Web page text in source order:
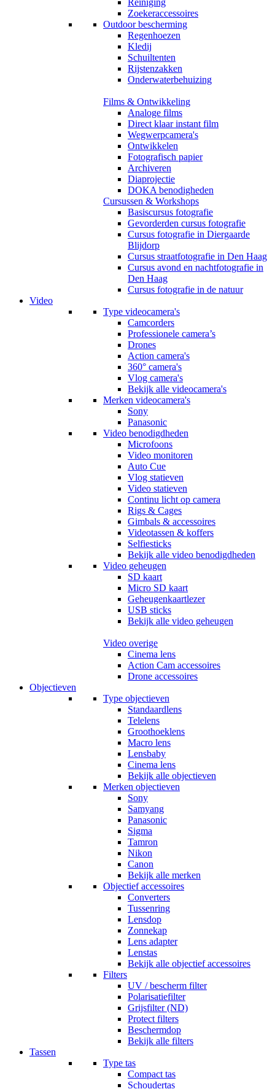
Reiniging
Zoekeraccessoires
Outdoor bescherming
Regenhoezen
Kledij
Schuiltenten
Rijstenzakken
Onderwaterbehuizing
Films & Ontwikkeling
Analoge films
Direct klaar instant film
Wegwerpcamera's
Ontwikkelen
Fotografisch papier
Archiveren
Diaprojectie
DOKA benodigheden
Cursussen & Workshops
Basiscursus fotografie
Gevorderden cursus fotografie
Cursus fotografie in Diergaarde
Blijdorp
Cursus straatfotografie in Den Haag
Cursus avond en nachtfotografie in
Den Haag
Cursus fotografie in de natuur
Video
Type videocamera's
Camcorders
Professionele camera’s
Drones
Action camera's
360° camera's
Vlog camera's
Bekijk alle videocamera's
Merken videocamera's
Sony
Panasonic
Video benodigdheden
Microfoons
Video monitoren
Auto Cue
Vlog statieven
Video statieven
Continu licht op camera
Rigs & Cages
Gimbals & accessoires
Videotassen & koffers
Selfiesticks
Bekijk alle video benodigdheden
Video geheugen
SD kaart
Micro SD kaart
Geheugenkaartlezer
USB sticks
Bekijk alle video geheugen
Video overige
Cinema lens
Action Cam accessoires
Drone accessoires
Objectieven
Type objectieven
Standaardlens
Telelens
Groothoeklens
Macro lens
Lensbaby
Cinema lens
Bekijk alle objectieven
Merken objectieven
Sony
Samyang
Panasonic
Sigma
Tamron
Nikon
Canon
Bekijk alle merken
Objectief accessoires
Converters
Tussenring
Lensdop
Zonnekap
Lens adapter
Lenstas
Bekijk alle objectief accessoires
Filters
UV / bescherm filter
Polarisatiefilter
Grijsfilter (ND)
Protect filters
Beschermdop
Bekijk alle filters
Tassen
Type tas
Compact tas
Schoudertas